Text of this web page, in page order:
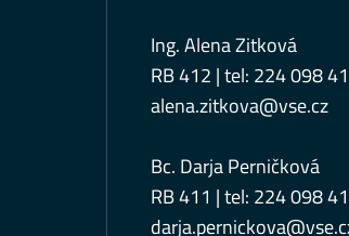
Ing. Alena Zitková
RB 412 | tel: 224 098
alena.zitkova@vse.cz
Bc. Darja Perničková
RB 411 | tel: 224 098